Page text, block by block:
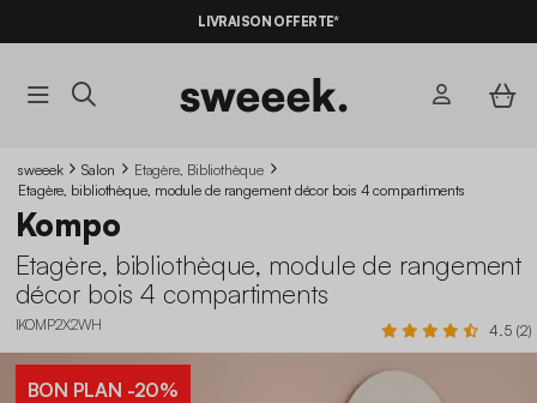
LIVRAISON OFFERTE*
sweeek Salon
Etagère, Bibliothèque
Etagère, bibliothèque, module de rangement décor bois 4 compartiments
Kompo
Etagère, bibliothèque, module de rangement
décor bois 4 compartiments
IKOMP2X2WH 4.5 (2)
BON PLAN -20%